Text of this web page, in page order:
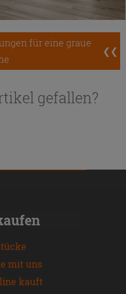
für eine graue
❮❮
gefallen?
mit uns
kauft